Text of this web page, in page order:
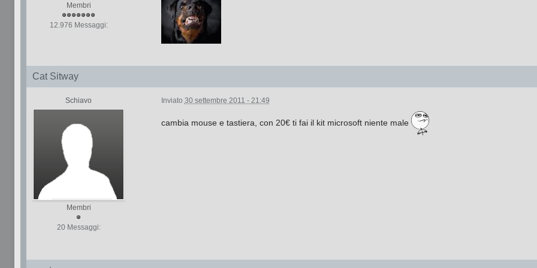
Membri
12.976 Messaggi:
Cat Sitway
Schiavo
Membri
20 Messaggi:
Inviato 30 settembre 2011 - 21:49
cambia mouse e tastiera, con 20€ ti fai il kit microsoft niente male